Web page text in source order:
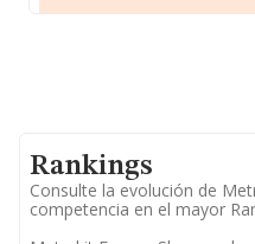
Rankings
Consulte la evolución de
competencia en el mayor